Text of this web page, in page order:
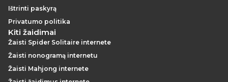
Ištrinti paskyrą
Privatumo politika
Kiti žaidimai
Žaisti Spider Solitaire internete
Žaisti nonogramą internetu
Žaisti Mahjong internete